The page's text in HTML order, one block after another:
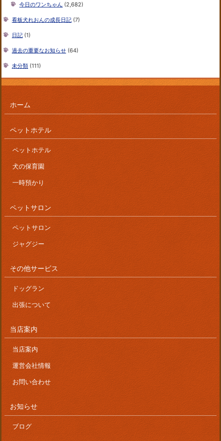
今日のワンちゃん (2,682)
看板犬れおんの成長日記 (7)
日記 (1)
過去の重要なお知らせ (64)
未分類 (111)
ホーム
ペットホテル
ペットホテル
犬の保育園
一時預かり
ペットサロン
ペットサロン
ジャグジー
その他サービス
ドッグラン
出張について
当店案内
当店案内
運営会社情報
お問い合わせ
お知らせ
ブログ